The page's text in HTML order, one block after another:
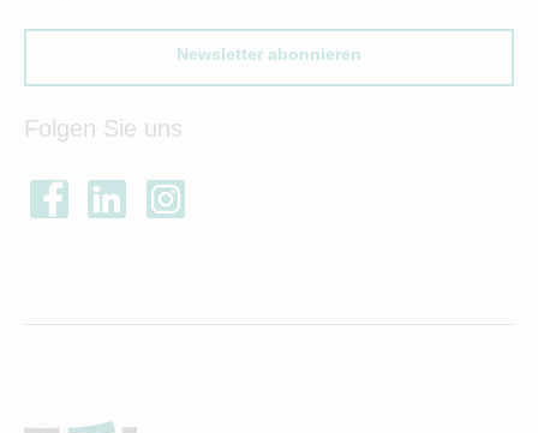
Newsletter abonnieren
Folgen Sie uns